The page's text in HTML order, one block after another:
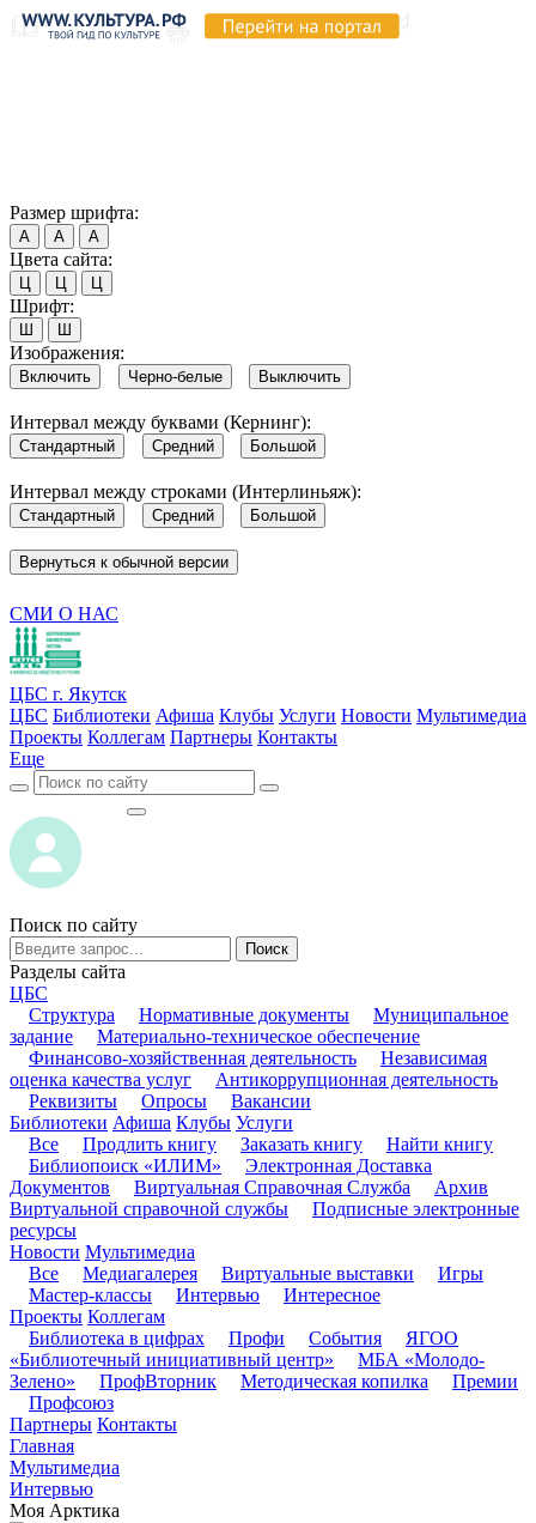
Размер шрифта:
А А А
Цвета сайта:
Ц Ц Ц
Шрифт:
Ш Ш
Изображения:
Включить Черно-белые Выключить
Интервал между буквами (Кернинг):
Стандартный Средний Большой
Интервал между строками (Интерлиньяж):
Стандартный Средний Большой
Вернуться к обычной версии
СМИ О НАС
ЦБС г. Якутск
ЦБС Библиотеки Афиша Клубы Услуги Новости Мультимедиа
Проекты Коллегам Партнеры Контакты
Еще
Поиск по сайту
Поиск
Разделы сайта
ЦБС
Структура
Нормативные документы
Муниципальное
задание
Материально-техническое обеспечение
Финансово-хозяйственная деятельность
Независимая
оценка качества услуг
Антикоррупционная деятельность
Реквизиты
Опросы
Вакансии
Библиотеки Афиша Клубы Услуги
Все
Продлить книгу Заказать книгу
Найти книгу
Библиопоиск «ИЛИМ»
Электронная Доставка
Документов
Виртуальная Справочная Служба
Архив
Виртуальной справочной службы
Подписные электронные
ресурсы
Новости Мультимедиа
Все
Медиагалерея Виртуальные выставки
Игры
Мастер-классы
Интервью
Интересное
Проекты Коллегам
Библиотека в цифрах
Профи События
ЯГОО
«Библиотечный инициативный центр»
МБА «Молодо-
Зелено»
ПрофВторник Методическая копилка
Премии
Профсоюз
Партнеры Контакты
Главная
Мультимедиа
Интервью
Моя Арктика